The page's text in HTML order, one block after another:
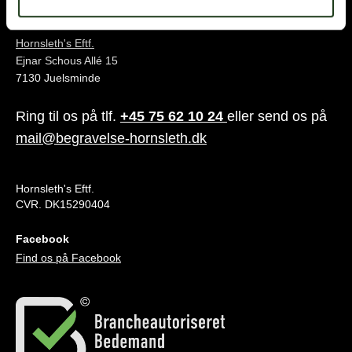
Hornsleth's Eftf.
Ejnar Schous Allé 15
7130 Juelsminde
Ring til os på tlf. +45 75 62 10 24 eller send os på
mail@begravelse-hornsleth.dk
Hornsleth's Eftf.
CVR. DK15290404
Facebook
Find os på Facebook